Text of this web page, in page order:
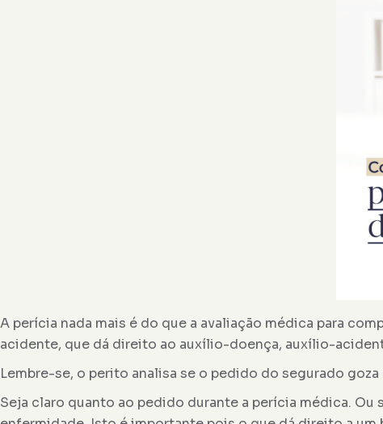
A perícia nada mais é do que a avaliação médica para
acidente, que dá direito ao auxílio-doença, auxílio-
Lembre-se, o perito analisa se o pedido do segurado
Seja claro quanto ao pedido durante a perícia médica.